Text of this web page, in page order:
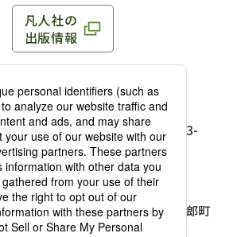
凡人社の
出版情報
千代田区平河町 1-3-13 8F
／FAX：03-3263-3116
0093 東京都千代田区平河町1-3-
［アクセス］
03-3239-8673／FAX：03-3263-
0056 大阪府大阪市中央区久太郎町